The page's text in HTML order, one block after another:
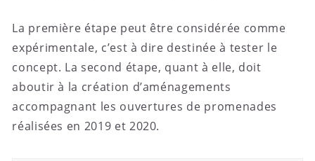
La première étape peut être considérée comme
expérimentale, c’est à dire destinée à tester le
concept. La second étape, quant à elle, doit
aboutir à la création d’aménagements
accompagnant les ouvertures de promenades
réalisées en 2019 et 2020.